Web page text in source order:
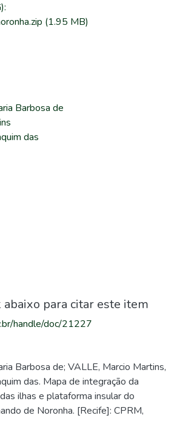
:
(1.95 MB)
Barbosa de
das
para citar este item
handle/doc/21227
Barbosa de; VALLE, Marcio Martins,
das. Mapa de integração da
ilhas e plataforma insular do
de Noronha. [Recife]: CPRM,